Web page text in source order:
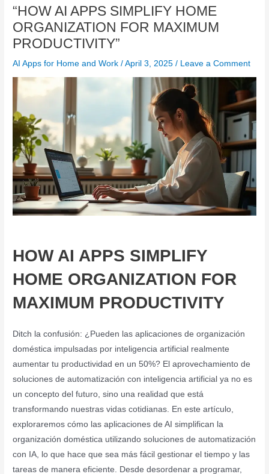
“HOW AI APPS SIMPLIFY HOME
ORGANIZATION FOR MAXIMUM
PRODUCTIVITY”
AI Apps for Home and Work /April 3, 2025/ Leave a Comment
HOW AI APPS SIMPLIFY
HOME ORGANIZATION FOR
MAXIMUM PRODUCTIVITY
Ditch la confusión: ¿Pueden las aplicaciones de organización
doméstica impulsadas por inteligencia artificial realmente
aumentar tu productividad en un 50%? El aprovechamiento de
soluciones de automatización con inteligencia artificial ya no es
un concepto del futuro, sino una realidad que está
transformando nuestras vidas cotidianas. En este artículo,
exploraremos cómo las aplicaciones de AI simplifican la
organización doméstica utilizando soluciones de automatización
con IA, lo que hace que sea más fácil gestionar el tiempo y las
tareas de manera eficiente. Desde desordenar a programar,